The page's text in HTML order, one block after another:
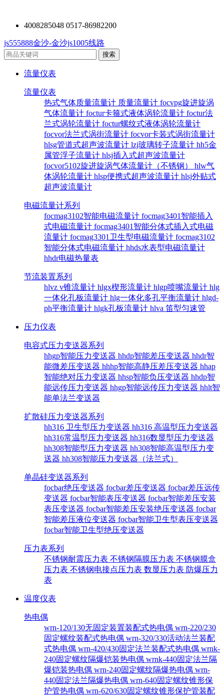
4008285048 0517-86982200
js555888金沙-金沙js1005线路
流量仪表
流量仪表
热式气体质量流量计 质量流量计 focvpg旋进旋涡
气体流量计 foctur卡箍式液体涡轮流量计 foctur法
兰式涡轮流量计 foctur螺纹式液体涡轮流量计
focvor法兰式涡街流量计 focvor卡装式涡街流量计
hlsg管道式超声波流量计 lzj玻璃转子流量计 hh5金
属管浮子流量计 hlsj插入式超声波流量计
focvor5102旋进旋涡气体流量计（不锈钢） hlw气
体涡轮流量计 hlsp便携式超声波流量计 hlsj外贴式
超声波流量计
电磁流量计系列
focmag3102智能电磁流量计 focmag3401智能插入
式电磁流量计 focmag3401智能分体式插入式电磁
流量计 focmag3301卫生型电磁流量计 focmag3102
智能分体式电磁流量计 hhds水表型电磁流量计
hhdr电磁热量表
节流装置系列
hlvz v锥流量计 hlgx楔形流量计 hlgp喷嘴流量计 hlg
一体化孔板流量计 hlg一体化多孔平衡流量计 hlgd-
ph平衡流量计 hlgk孔板流量计 hlva 笛型匀速管
压力仪表
电容式压力变送器系列
hhgp智能压力变送器 hhdp智能差压变送器 hhdr智
能微差压变送器 hhhp智能高静压差压变送器 hhap
智能绝对压力变送器 hhsp智能负压变送器 hhdp智
能远传压力变送器 hhgp智能远传压力变送器 hhlt智
能单法兰变送器
扩散硅压力变送器系列
hh316 卫生型压力变送器 hh316 高温型压力变送器
hh316常温型压力变送器 hh316数显型压力变送器
hh308智能型压力变送器 hh308智能高温型压力变
送器 hh308智能压力变送器（法兰式）
单晶硅变送器系列
focbar绝压变送器 focbar差压变送器 focbar差压远传
变送器 focbar智能表压变送器 focbar智能差压安装
表压变送器 focbar智能差压安装绝压变送器 focbar
智能差压液位变送器 focbar智能卫生型表压变送器
focbar智能卫生型绝压变送器
压力表系列
不锈钢耐震压力表 不锈钢隔膜压力表 不锈钢膜盒
压力表 不锈钢电接点压力表 数显压力表 防爆压力
表
温度仪表
热电偶
wrn-120/130无固定装置装配式热电偶 wrn-220/230
固定螺纹装配式热电偶 wrn-320/330活动法兰装配
式热电偶 wrn-420/430固定法兰装配式热电偶 wrnk-
240固定螺纹隔爆铠装热电偶 wrnk-440固定法兰隔
爆铠装热电偶 wrn-240固定螺纹隔爆热电偶 wrn-
440固定法兰隔爆热电偶 wrn-640固定螺纹锥形保
护管热电偶 wrn-620/630固定螺纹锥形保护管装配